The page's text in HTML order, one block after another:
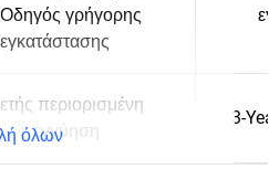
Οδηγός γρήγορης
εγκατάστασης
περιορισμένη
εγγύηση
3-
όλων